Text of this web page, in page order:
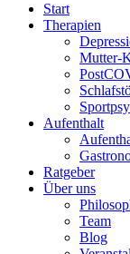
Start
Therapien
Mutter-
Aufenthalt
Ratgeber
Über uns
Team
Blog